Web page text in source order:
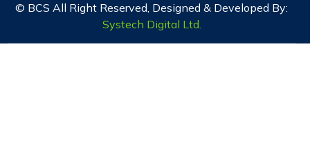
© BCS All Right Reserved, Designed & Developed By:
Systech Digital Ltd.